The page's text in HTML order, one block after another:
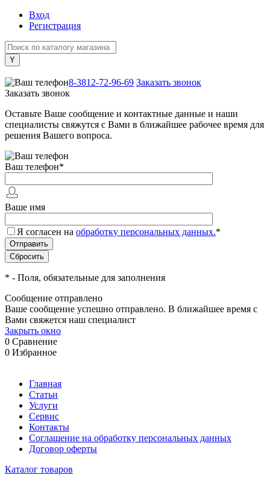
Вход
Регистрация
8-3812-72-96-69 Заказать звонок
Заказать звонок
Оставьте Ваше сообщение и контактные данные и наши
специалисты свяжутся с Вами в ближайшее рабочее время для
решения Вашего вопроса.
Ваш телефон*
Ваше имя
Я согласен на обработку персональных данных.*
* - Поля, обязательные для заполнения
Сообщение отправлено
Ваше сообщение успешно отправлено. В ближайшее время с
Вами свяжется наш специалист
Закрыть окно
0 Сравнение
0 Избранное
Главная
Статьи
Услуги
Сервис
Контакты
Соглашение на обработку персональных данных
Договор оферты
Каталог товаров